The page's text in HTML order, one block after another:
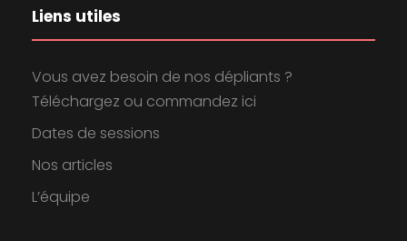
Liens utiles
Vous avez besoin de nos dépliants ?
Téléchargez ou commandez ici
Dates de sessions
Nos articles
L’équipe